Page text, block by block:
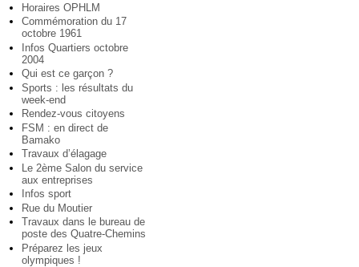
Horaires OPHLM
Commémoration du 17
octobre 1961
Infos Quartiers octobre
2004
Qui est ce garçon ?
Sports : les résultats du
week-end
Rendez-vous citoyens
FSM : en direct de
Bamako
Travaux d’élagage
Le 2ème Salon du service
aux entreprises
Infos sport
Rue du Moutier
Travaux dans le bureau de
poste des Quatre-Chemins
Préparez les jeux
olympiques !